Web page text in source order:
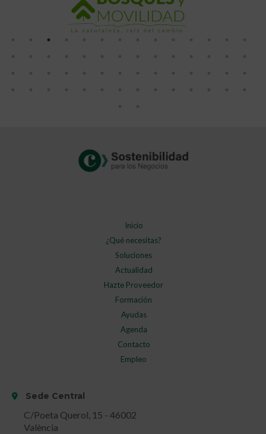
Inicio
¿Qué necesitas?
Soluciones
Actualidad
Hazte Proveedor
Formación
Ayudas
Agenda
Contacto
Empleo
Sede Central
C/Poeta Querol, 15 - 46002
València